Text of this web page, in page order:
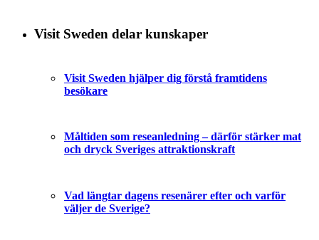
Visit Sweden delar kunskaper
Visit Sweden hjälper dig förstå framtidens
besökare
Måltiden som reseanledning – därför stärker mat
och dryck Sveriges attraktionskraft
Vad längtar dagens resenärer efter och varför
väljer de Sverige?